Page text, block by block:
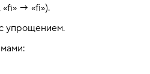
→ «fi»).
упрощением.